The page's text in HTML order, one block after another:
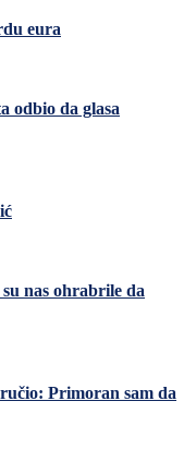
eura
odbio da glasa
su nas ohrabrile da
Primoran sam da